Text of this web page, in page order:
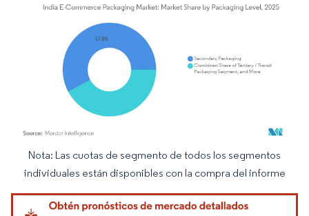
Imagen © Mordor Intelligence. El uso requiere atribución según CC BY 4.0.
Nota: Las cuotas de segmento de todos los segmentos
individuales están disponibles con la compra del informe